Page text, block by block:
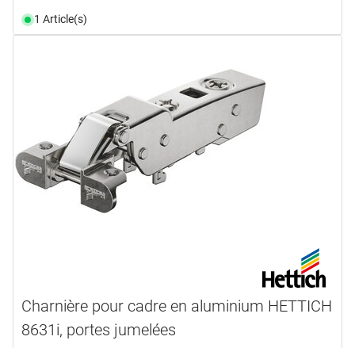
1 Article(s)
Charnière pour cadre en aluminium HETTICH
8631i, portes jumelées